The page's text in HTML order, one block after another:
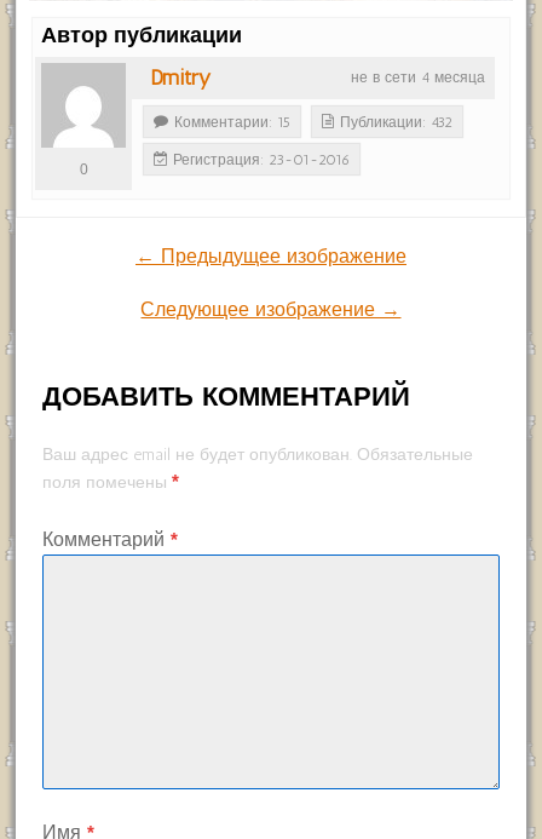
Автор публикации
не в сети 4 месяца
Dmitry
0
Комментарии: 15 Публикации: 432
Регистрация: 23-01-2016
← Предыдущее изображение
Следующее изображение →
ДОБАВИТЬ КОММЕНТАРИЙ
Ваш адрес email не будет опубликован. Обязательные
поля помечены *
Комментарий *
Имя *